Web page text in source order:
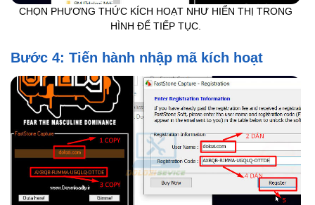
CHỌN PHƯƠNG THỨC KÍCH HOẠT NHƯ HIỂN THỊ TRONG
HÌNH ĐỂ TIẾP TỤC.
Bước 4: Tiến hành nhập mã kích hoạt